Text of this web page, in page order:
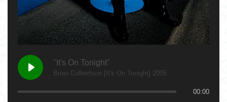
"It's On Tonight"
Brian Culbertson [It's On Tonight] 2005
00:00